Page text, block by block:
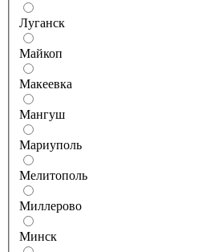
Луганск
Майкоп
Макеевка
Мангуш
Мариуполь
Мелитополь
Миллерово
Минск